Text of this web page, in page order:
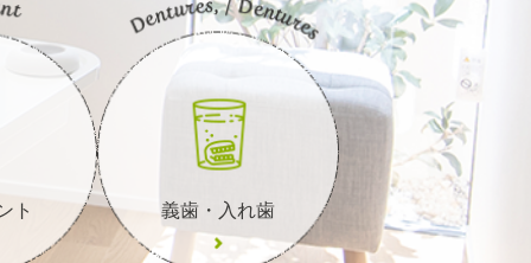
ト 義歯・入れ歯